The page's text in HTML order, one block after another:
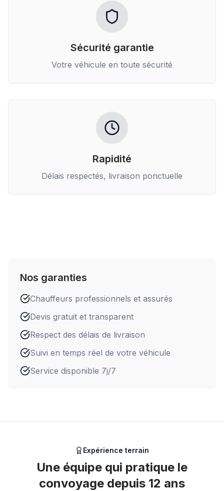
Sécurité garantie
Votre véhicule en toute sécurité
Rapidité
Délais respectés, livraison ponctuelle
Nos garanties
Chauffeurs professionnels et assurés
Devis gratuit et transparent
Respect des délais de livraison
Suivi en temps réel de votre véhicule
Service disponible 7j/7
Expérience terrain
Une équipe qui pratique le
convoyage depuis 12 ans